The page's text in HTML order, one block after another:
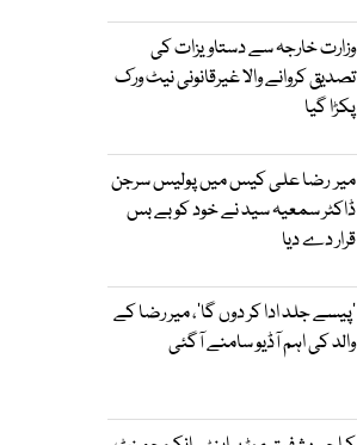
وزارت خارجہ سے دستاویزات کی
تصدیق کروانے والا غیرقانونی نیٹ ورک
پکڑا گیا
میر رضا علی کیس میں پولیس سرجن
ڈاکٹر سمعیہ سید نے خود کو بے بس
قرار دے دیا
’پیسے جلد ادا کر دوں گا‘، میر رضا کے
والد کی اہم آڈیو سامنے آگئی